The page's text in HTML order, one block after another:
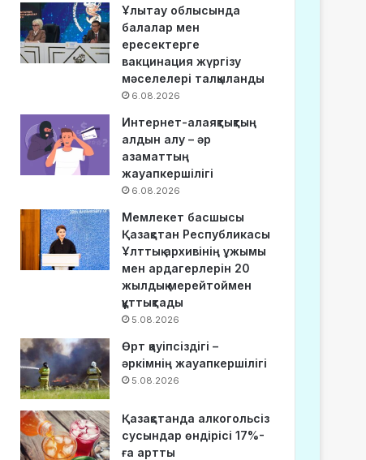
Ұлытау облысында
балалар мен
ересектерге
вакцинация жүргізу
мәселелері талқыланды
6.08.2026
Интернет-алаяқтықтың
алдын алу – әр
азаматтың
жауапкершілігі
6.08.2026
Мемлекет басшысы
Қазақстан Республикасы
Ұлттық архивінің ұжымы
мен ардагерлерін 20
жылдық мерейтоймен
құттықтады
5.08.2026
Өрт қауіпсіздігі –
әркімнің жауапкершілігі
5.08.2026
Қазақстанда алкогольсіз
сусындар өндірісі 17%-
ға артты